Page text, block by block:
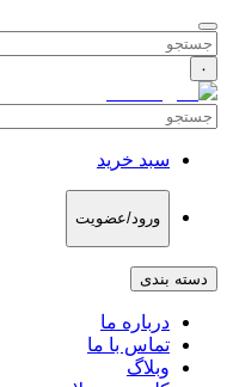
۰
سبد خرید
ورود/عضویت
دسته بندی
درباره ما
تماس با ما
وبلاگ